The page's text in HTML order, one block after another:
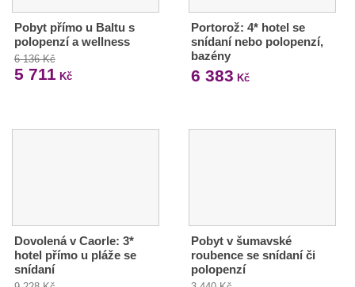
Pobyt přímo u Baltu s
polopenzí a wellness
6 136 Kč
5 711 Kč
Portorož: 4* hotel se
snídaní nebo polopenzí,
bazény
6 383 Kč
Dovolená v Caorle: 3*
hotel přímo u pláže se
snídaní
Pobyt v šumavské
roubence se snídaní či
polopenzí